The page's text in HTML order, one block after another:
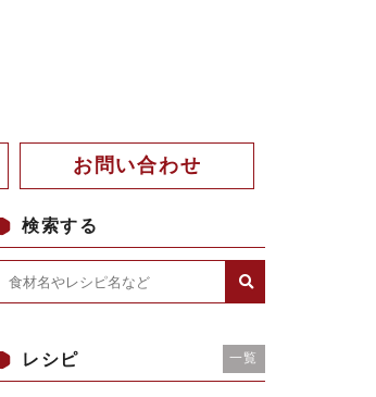
お問い合わせ
検索する
レシピ 一覧